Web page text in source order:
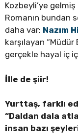
Kozbeyli’ye
Romanın bundan
daha var: Nazım
karşılayan
gerçekle hayal iç
İlle de şiir!
Yurttaş, farklı
“Daldan dala
insan bazı